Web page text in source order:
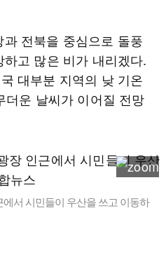
전북을 중심으로 돌풍
고 많은 비가 내리겠다.
대부분 지역의 낮 기온
운 날씨가 이어질 전망
서 시민들이 우산을 쓰고 이동하